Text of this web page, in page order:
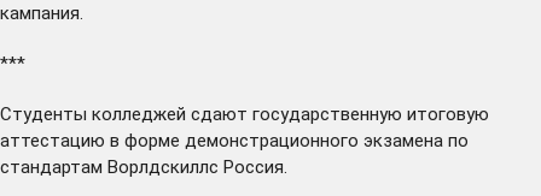
кампания.
***
Студенты колледжей сдают государственную итоговую
аттестацию в форме демонстрационного экзамена по
стандартам Ворлдскиллс Россия.